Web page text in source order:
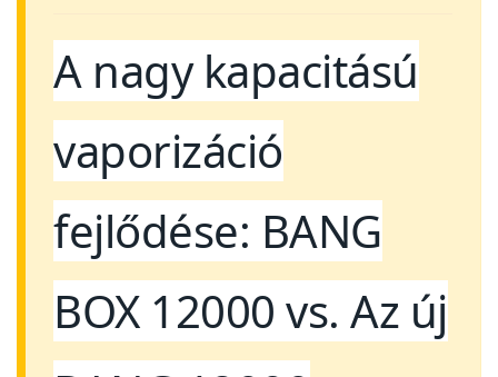
A nagy kapacitású
vaporizáció
fejlődése: BANG
BOX 12000 vs. Az új